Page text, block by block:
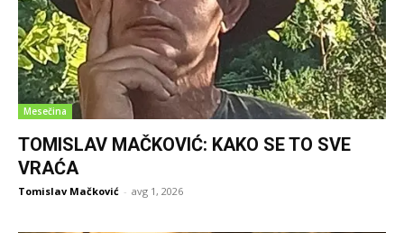
Mesečina
TOMISLAV MAČKOVIĆ: KAKO SE TO SVE
VRAĆA
Tomislav Mačković - avg 1, 2026